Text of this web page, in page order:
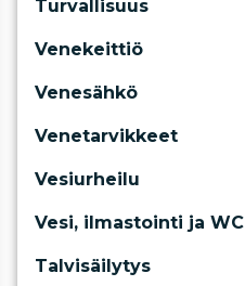
Turvallisuus
Venekeittiö
Venesähkö
Venetarvikkeet
Vesiurheilu
Vesi, ilmastointi ja WC
Talvisäilytys